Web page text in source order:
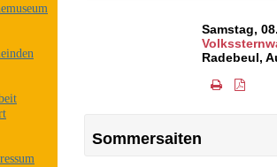
Samstag,
Radebeul,
Sommersaiten